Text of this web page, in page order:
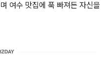
여수 맛집에 푹 빠져든 자신을